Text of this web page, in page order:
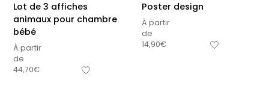
Lot de 3 affiches
animaux pour chambre
bébé
À partir
de
44,70€
Poster design
À partir
de
14,90€